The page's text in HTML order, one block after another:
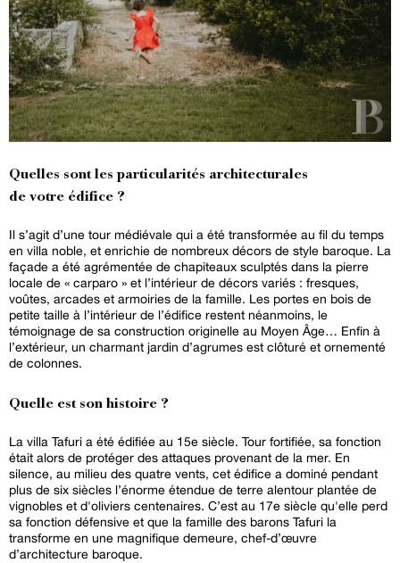
Quelles sont les particularités architecturales
de votre édifice ?
Il s’agit d’une tour médiévale qui a été transformée au fil du temps
en villa noble, et enrichie de nombreux décors de style baroque. La
façade a été agrémentée de chapiteaux sculptés dans la pierre
locale de « carparo » et l’intérieur de décors variés : fresques,
voûtes, arcades et armoiries de la famille. Les portes en bois de
petite taille à l’intérieur de l’édifice restent néanmoins, le
témoignage de sa construction originelle au Moyen Âge… Enfin à
l’extérieur, un charmant jardin d’agrumes est clôturé et ornementé
de colonnes.
Quelle est son histoire ?
La villa Tafuri a été édifiée au 15e siècle. Tour fortifiée, sa fonction
était alors de protéger des attaques provenant de la mer. En
silence, au milieu des quatre vents, cet édifice a dominé pendant
plus de six siècles l’énorme étendue de terre alentour plantée de
vignobles et d'oliviers centenaires. C’est au 17e siècle qu'elle perd
sa fonction défensive et que la famille des barons Tafuri la
transforme en une magnifique demeure, chef-d’œuvre
d’architecture baroque.